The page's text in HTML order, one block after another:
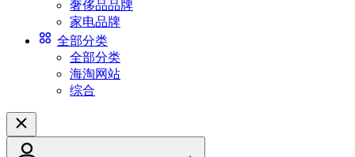
奢侈品品牌
家电品牌
全部分类
全部分类
海淘网站
综合